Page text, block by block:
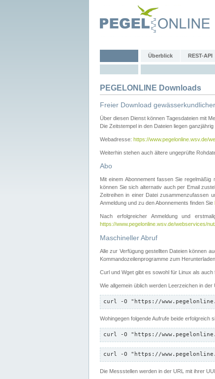
Überblick REST-API
PEGELONLINE Downloads
Freier Download
Über diesen Dienst können Tagesdateien mit
Die Zeitstempel in den Dateien liegen
Webadresse: https://www.pegelonline.wsv.de/
Weiterhin stehen auch ältere ungeprüfte
Abo
Mit einem Abonnement fassen Sie
können Sie sich alternativ auch per Email
Zeitreihen in einer Datei zusammenzufassen
Anmeldung und zu den Abonnements finden Sie
Nach erfolgreicher Anmeldung und
https://www.pegelonline.wsv.de/webservices/
Maschineller Abruf
Alle zur Verfügung gestellten Dateien können
Kommandozeilenprogramme zum
Curl und Wget gibt es sowohl für Linux als auch
Wie allgemein üblich werden Leerzeichen in
curl -O "https://
Wohingegen folgende Aufrufe beide erfolgreich
curl -O "https://
curl -O "https://
Die Messstellen werden in der URL mit ihrer